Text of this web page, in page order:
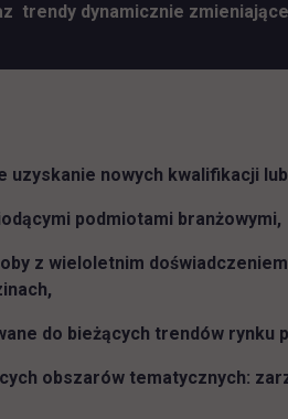
trendy dynamicznie
uzyskanie nowych kwalifikacji
podmiotami branżowymi,
z wieloletnim
do bieżących trendów
obszarów tematycznych: